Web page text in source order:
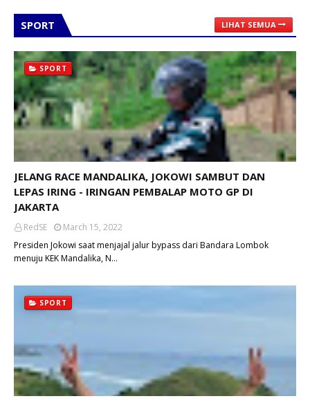
SPORT LIHAT SEMUA
SPORT
JELANG RACE MANDALIKA, JOKOWI SAMBUT DAN
LEPAS IRING - IRINGAN PEMBALAP MOTO GP DI
JAKARTA
RedSE
March 15, 2022
Presiden Jokowi saat menjajal jalur bypass dari Bandara Lombok
menuju KEK Mandalika, N…
SPORT